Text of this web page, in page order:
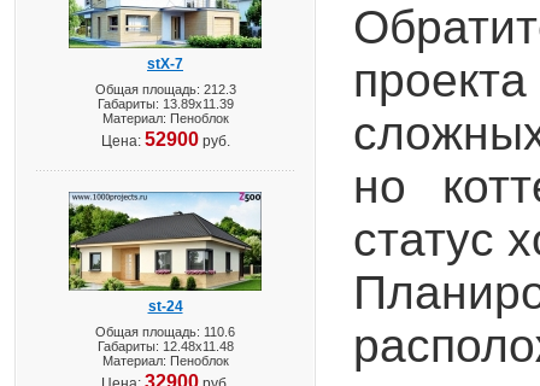
stX-7
Общая площадь: 212.3
Габариты: 13.89х11.39
Материал: Пеноблок
Цена: 52900руб.
st-24
Общая площадь: 110.6
Габариты: 12.48х11.48
Материал: Пеноблок
32900
но
статус